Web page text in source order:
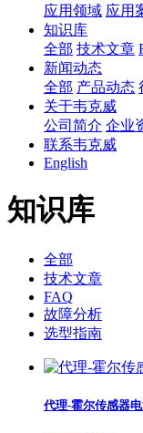
应用领域 应用
知识库
全部 技术文章
新闻动态
全部 产品动态
关于韦克威
公司简介 企业
联系韦克威
English
知识库
全部
技术文章
FAQ
故障分析
选型指南
代理-霍尔传感器